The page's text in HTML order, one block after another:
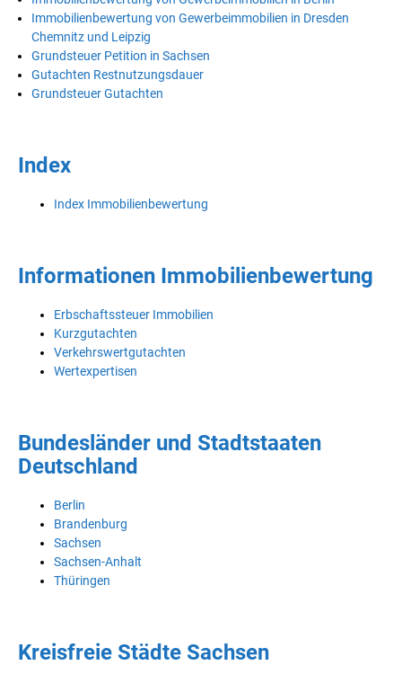
Immobilienbewertung von Gewerbeimmobilien in Dresden
Chemnitz und Leipzig
Grundsteuer Petition in Sachsen
Gutachten Restnutzungsdauer
Grundsteuer Gutachten
Index
Index Immobilienbewertung
Informationen Immobilienbewertung
Erbschaftssteuer Immobilien
Kurzgutachten
Verkehrswertgutachten
Wertexpertisen
Bundesländer und Stadtstaaten
Deutschland
Berlin
Brandenburg
Sachsen
Sachsen-Anhalt
Thüringen
Kreisfreie Städte Sachsen